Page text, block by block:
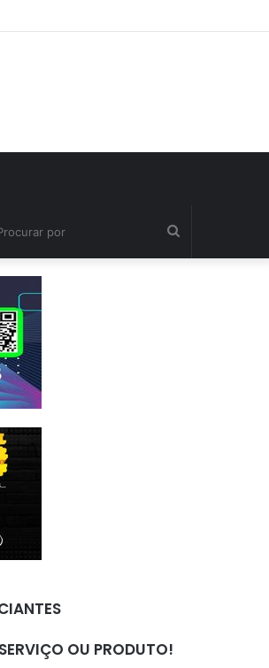
OU PRODUTO!